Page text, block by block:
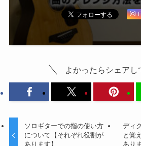
よかったらシェアし
ソロギターでの指の使い方
について【それぞれ役割が
あります】
ディ
と覚
あり